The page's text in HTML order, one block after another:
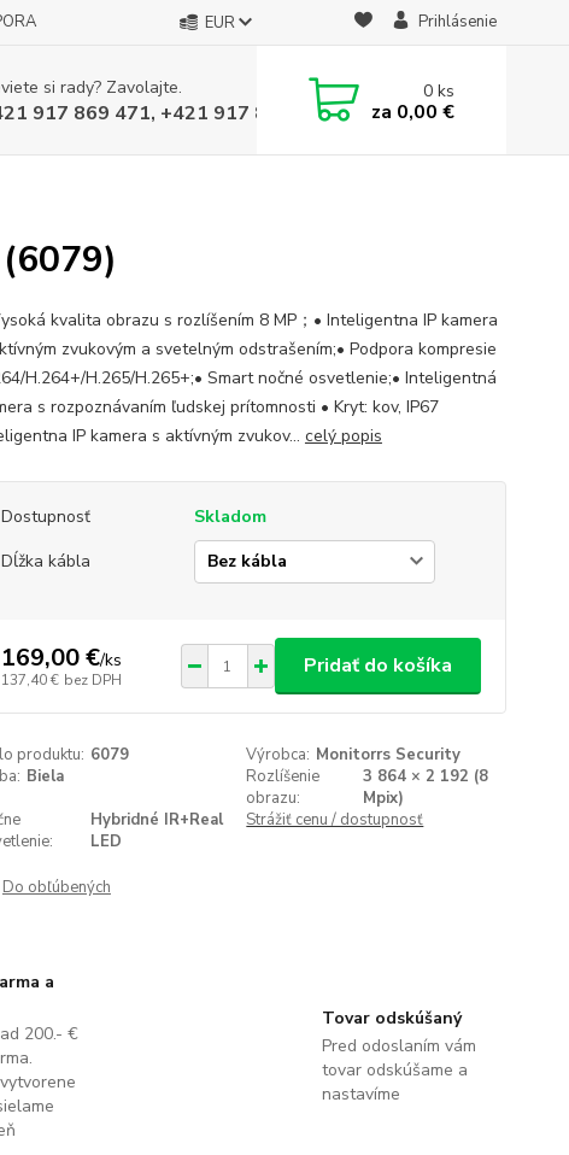
EUR Prihlásenie
si rady? Zavolajte.
917 869 471, +421 917 817 905
0ks
za 0,00 €
kvalita obrazu s rozlíšením 8 MP；• Inteligentna IP kamera
zvukovým a svetelným odstrašením;• Podpora kompresie
H.264+/H.265/H.265+;• Smart nočné osvetlenie;• Inteligentná
s rozpoznávaním ľudskej prítomnosti • Kryt: kov, IP67
IP kamera s aktívným zvukov... celý popis
Dostupnosť
Skladom
Dĺžka kábla
169,00 €/ks
137,40 € bez DPH
Pridať do košíka
produktu: 6079 Výrobca: Monitorrs Security
Biela
Rozlíšenie
obrazu:
3 864 × 2 192 (8
Mpix)
Hybridné IR+Real
LED
Strážiť cenu / dostupnosť
Do obľúbených
a
200.- €
Tovar odskúšaný
Pred odoslaním vám
tovar odskúšame a
nastavíme